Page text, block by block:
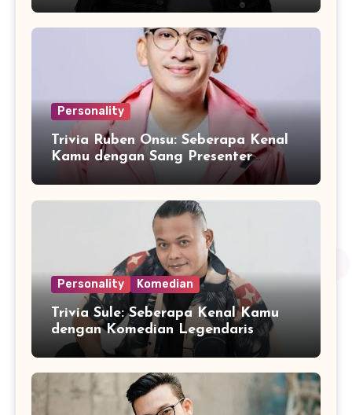
Personality
Trivia Ruben Onsu: Seberapa Kenal
Kamu dengan Sang Presenter
Serbabisa?
Personality Komedian
Trivia Sule: Seberapa Kenal Kamu
dengan Komedian Legendaris
Indonesia?